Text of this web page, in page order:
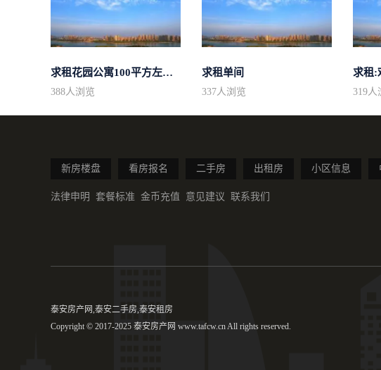
求租花园公寓100平方左右，电梯房
388人浏览
求租单间
337人浏览 319人
新房楼盘 看房报名 二手房 出租房 小区信息
法律申明 套餐标准 金币充值 意见建议 联系我们
泰安房产网,泰安二手房,泰安租房
Copyright © 2017-2025 泰安房产网 www.tafcw.cn All rights reserved.